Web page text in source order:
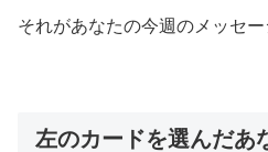
それがあなたの今週のメッセー
左のカードを選んだあ